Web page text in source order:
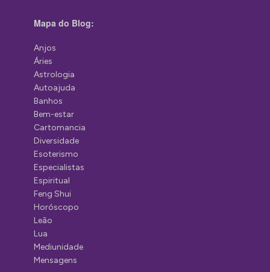
Mapa do Blog:
Anjos
Áries
Astrologia
Autoajuda
Banhos
Bem-estar
Cartomancia
Diversidade
Esoterismo
Especialistas
Espiritual
Feng Shui
Horóscopo
Leão
Lua
Mediunidade
Mensagens